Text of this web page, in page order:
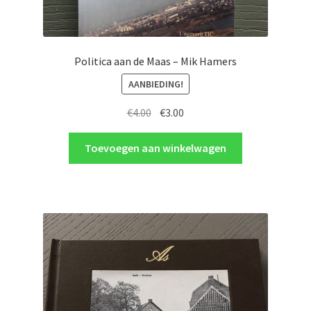
Politica aan de Maas – Mik Hamers
AANBIEDING!
€4.00 Oorspronkelijke
was:
€4.00.
€3.00
is:
€3.00.
Toevoegen aan winkelwagen